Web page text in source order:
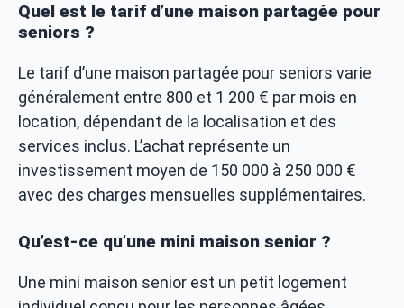
Quel est le tarif d’une maison partagée pour
seniors ?
Le tarif d’une maison partagée pour seniors varie
généralement entre 800 et 1 200 € par mois en
location, dépendant de la localisation et des
services inclus. L’achat représente un
investissement moyen de 150 000 à 250 000 €
avec des charges mensuelles supplémentaires.
Qu’est-ce qu’une mini maison senior ?
Une mini maison senior est un petit logement